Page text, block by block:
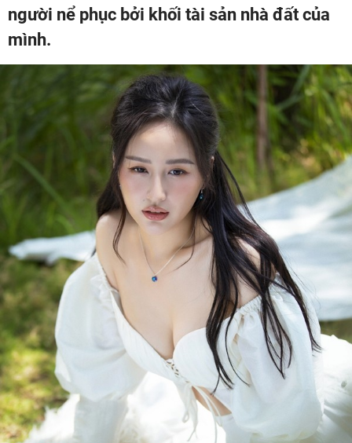
người nể phục bởi khối tài sản nhà đất của
mình.